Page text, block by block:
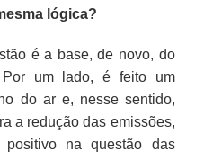
lógica?
é a base, de novo, do
um lado, é feito um
do ar e, nesse sentido,
a redução das emissões,
na questão das